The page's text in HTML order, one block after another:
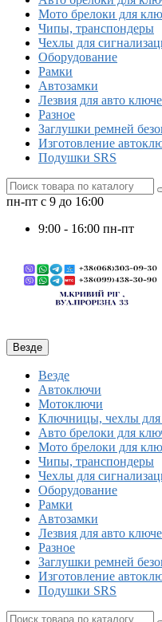
Мото брелоки для
Чипы, транспондеры
Чехлы для
Оборудование
Рамки
Автозамки
Лезвия для авто
Разное
Заглушки ремней
Изготовление
Подушки SRS
пн-пт с 9 до 16:00
9:00 - 16:00 пн-пт
Везде
Везде
Автоключи
Мотоключи
Ключницы, чехлы для
Авто брелоки для
Мото брелоки для
Чипы, транспондеры
Чехлы для
Оборудование
Рамки
Автозамки
Лезвия для авто
Разное
Заглушки ремней
Изготовление
Подушки SRS